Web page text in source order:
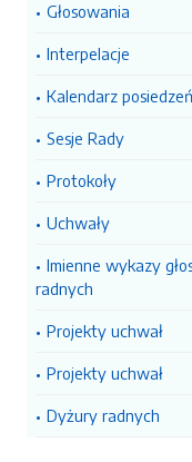
Głosowania
Interpelacje
Kalendarz posiedzeń
Sesje Rady
Protokoły
Uchwały
Imienne wykazy
radnych
Projekty uchwał
Projekty uchwał
Dyżury radnych